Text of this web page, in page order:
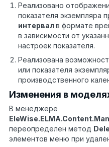
Реализовано
показателя экземпляра
интервал в формате
в зависимости от
настроек показателя.
Реализована
или показателя
производственного
Изменения в
В менеджере
переопределен метод
элементов меню при